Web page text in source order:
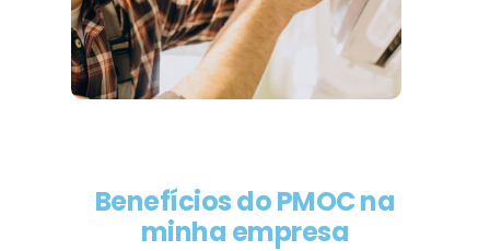
Benefícios do PMOC na
minha empresa